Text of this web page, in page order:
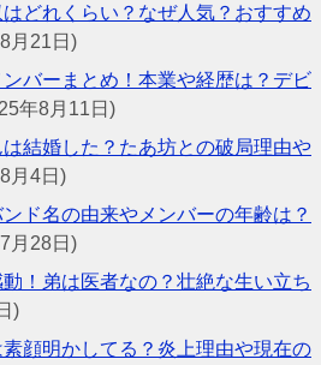
どれくらい？なぜ人気？おすすめ
月21日)
バーまとめ！本業や経歴は？デビ
年8月11日)
結婚した？たあ坊との破局理由や
月4日)
ド名の由来やメンバーの年齢は？
月28日)
！弟は医者なの？壮絶な生い立ち
)
顔明かしてる？炎上理由や現在の